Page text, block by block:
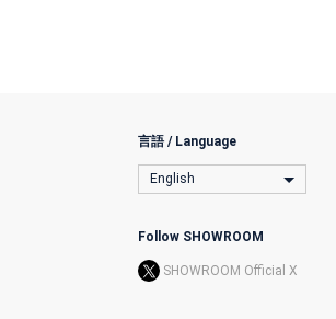
言語 / Language
English
Follow SHOWROOM
SHOWROOM Official X